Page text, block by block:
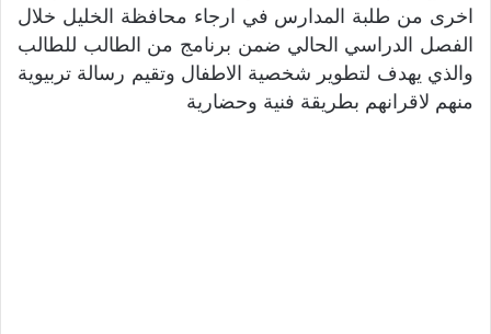
اخرى من طلبة المدارس في ارجاء محافظة الخليل خلال
الفصل الدراسي الحالي ضمن برنامج من الطالب للطالب
والذي يهدف لتطوير شخصية الاطفال وتقيم رسالة تربيوية
منهم لاقرانهم بطريقة فنية وحضارية